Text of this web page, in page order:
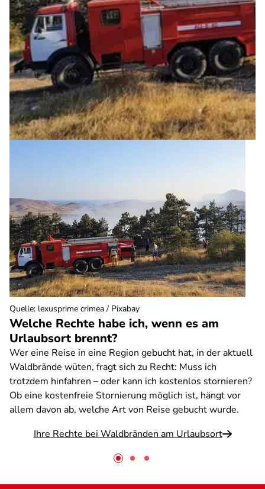
Welche Rechte habe ich, wenn es am
Urlaubsort brennt?
Wer eine Reise in eine Region gebucht hat, in der aktuell
Waldbrände wüten, fragt sich zu Recht: Muss ich
trotzdem hinfahren – oder kann ich kostenlos stornieren?
Ob eine kostenfreie Stornierung möglich ist, hängt vor
allem davon ab, welche Art von Reise gebucht wurde.
Ihre Rechte bei Waldbränden am Urlaubsort
Quelle: lexusprime crimea / Pixabay